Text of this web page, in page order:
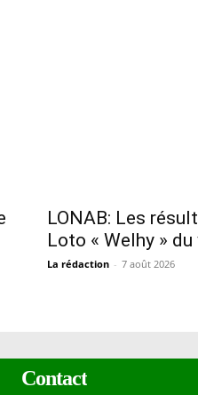
LONAB: Les
Loto « Welhy »
La rédaction - 7 août 2026
Contact